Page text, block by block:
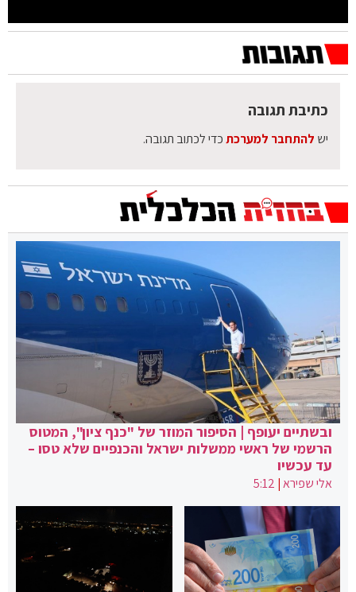
כתיבת תגובה
יש להתחבר למערכתכדי לכתוב תגובה.
ובשתיים יעופף | הסיפור המוזר של "כנף ציון", המטוס
הרשמי של ראשי ממשלות ישראל והכנפיים שלא טסו –
עד עכשיו
אלי שפירא|
5:12